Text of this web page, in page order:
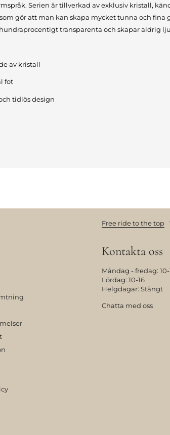
Serien är tillverkad av exklusiv kristall,
gör att man kan skapa mycket tunna och fina
transparenta och skapar aldrig
av kristall
fot
tidlös design
Free ride to the top
Kontakta oss
Måndag - fredag: 10-
Lördag: 10-16
Helgdagar: Stängt
Chatta med oss